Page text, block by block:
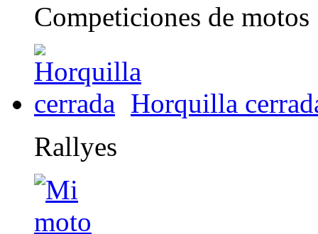
Competiciones de motos
Horquilla
Rallyes